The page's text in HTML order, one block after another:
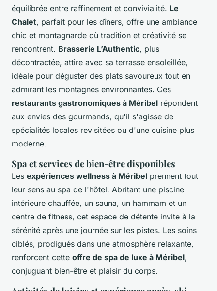
équilibrée entre raffinement et convivialité. Le
Chalet, parfait pour les dîners, offre une ambiance
chic et montagnarde où tradition et créativité se
rencontrent. Brasserie L’Authentic, plus
décontractée, attire avec sa terrasse ensoleillée,
idéale pour déguster des plats savoureux tout en
admirant les montagnes environnantes. Ces
restaurants gastronomiques à Méribel répondent
aux envies des gourmands, qu'il s'agisse de
spécialités locales revisitées ou d'une cuisine plus
moderne.
Spa et services de bien-être disponibles
Les expériences wellness à Méribel prennent tout
leur sens au spa de l'hôtel. Abritant une piscine
intérieure chauffée, un sauna, un hammam et un
centre de fitness, cet espace de détente invite à la
sérénité après une journée sur les pistes. Les soins
ciblés, prodigués dans une atmosphère relaxante,
renforcent cette offre de spa de luxe à Méribel,
conjuguant bien-être et plaisir du corps.